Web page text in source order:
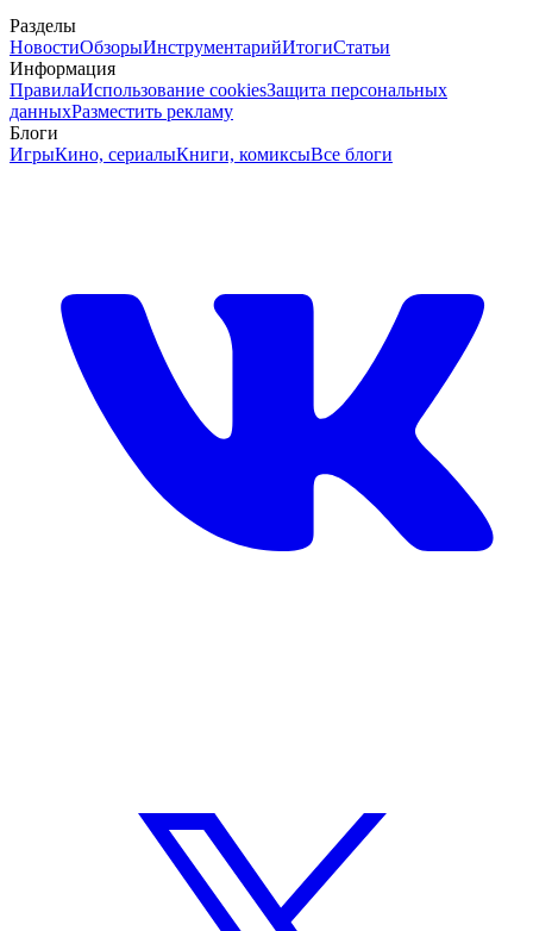
Разделы
НовостиОбзорыИнструментарийИтогиСтатьи
Информация
ПравилаИспользование cookiesЗащита персональных
данныхРазместить рекламу
Блоги
ИгрыКино, сериалыКниги, комиксыВсе блоги